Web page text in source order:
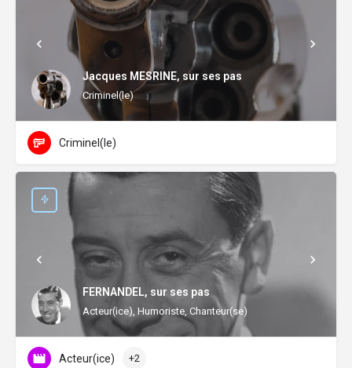
Jacques MESRINE, sur ses pas
Criminel(le)
Criminel(le)
FERNANDEL, sur ses pas
Acteur(ice), Humoriste, Chanteur(se)
Acteur(ice) +2